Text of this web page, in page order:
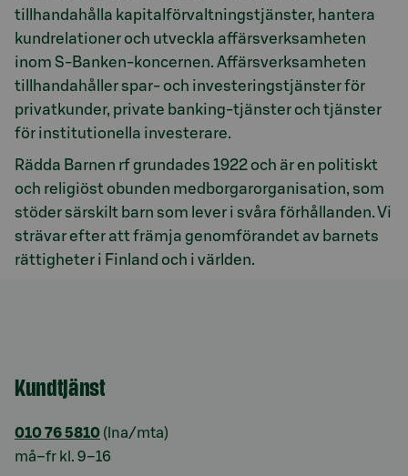
tillhandahålla kapitalförvaltningstjänster, hantera
kundrelationer och utveckla affärsverksamheten
inom S-Banken-koncernen. Affärsverksamheten
tillhandahåller spar- och investeringstjänster för
privatkunder, private banking-tjänster och tjänster
för institutionella investerare.
Rädda Barnen rf grundades 1922 och är en politiskt
och religiöst obunden medborgarorganisation, som
stöder särskilt barn som lever i svåra förhållanden. Vi
strävar efter att främja genomförandet av barnets
rättigheter i Finland och i världen.
Kundtjänst
010 76 5810 (lna/mta)
må–fr kl. 9–16